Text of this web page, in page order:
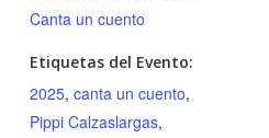
Canta un cuento
Etiquetas del Evento:
2025, canta un cuento,
Pippi Calzaslargas,